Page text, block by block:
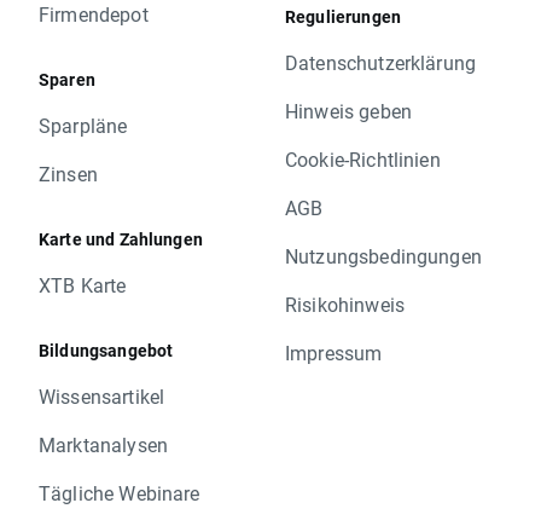
Firmendepot
Sparen
Sparpläne
Zinsen
Karte und Zahlungen
XTB Karte
Bildungsangebot
Wissensartikel
Marktanalysen
Tägliche Webinare
Regulierungen
Datenschutzerklärung
Hinweis geben
Cookie-Richtlinien
AGB
Nutzungsbedingungen
Risikohinweis
Impressum